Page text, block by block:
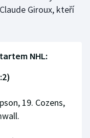
Giroux, kteří
NHL:
19. Cozens,